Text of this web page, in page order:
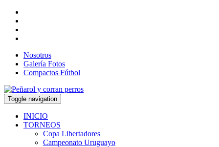
Nosotros
Galería Fotos
Compactos Fútbol
Toggle navigation
INICIO
TORNEOS
Copa Libertadores
Campeonato Uruguayo